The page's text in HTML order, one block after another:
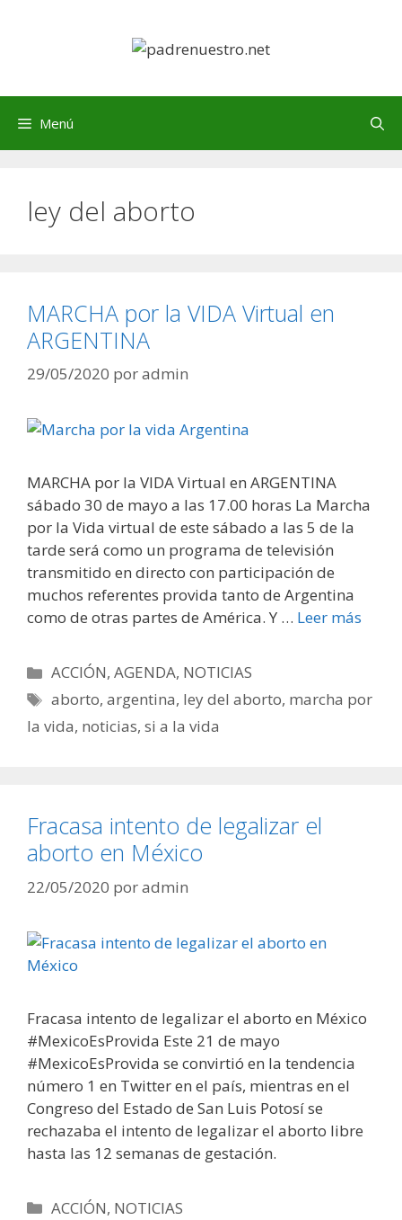
Menú
ley del aborto
MARCHA por la VIDA Virtual en
ARGENTINA
29/05/2020 poradmin
MARCHA por la VIDA Virtual en ARGENTINA
sábado 30 de mayo a las 17.00 horas La Marcha
por la Vida virtual de este sábado a las 5 de la
tarde será como un programa de televisión
transmitido en directo con participación de
muchos referentes provida tanto de Argentina
como de otras partes de América. Y … Leer más
Categorías
ACCIÓN,AGENDA, NOTICIAS
Etiquetas
aborto,argentina, ley del aborto, marcha por
la vida, noticias, si a la vida
Fracasa intento de legalizar el
aborto en México
22/05/2020 poradmin
Fracasa intento de legalizar el aborto en México
#MexicoEsProvida Este 21 de mayo
#MexicoEsProvida se convirtió en la tendencia
número 1 en Twitter en el país, mientras en el
Congreso del Estado de San Luis Potosí se
rechazaba el intento de legalizar el aborto libre
hasta las 12 semanas de gestación.
Categorías
ACCIÓN, NOTICIAS